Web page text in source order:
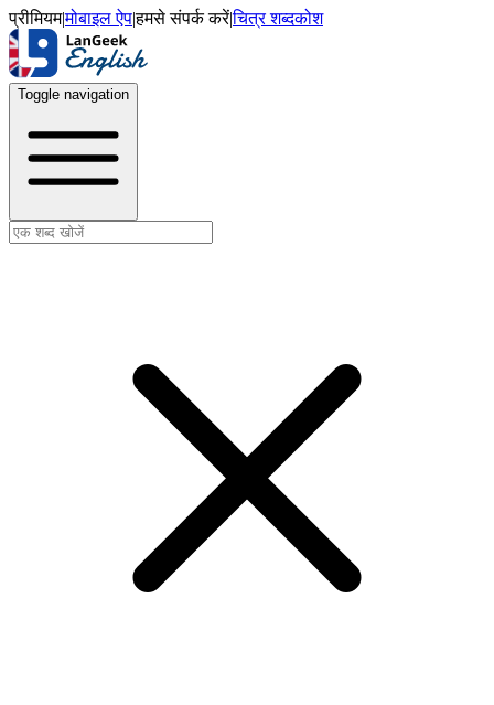
प्रीमियम|मोबाइल ऐप|हमसे संपर्क करें|चित्र शब्दकोश
Toggle navigation